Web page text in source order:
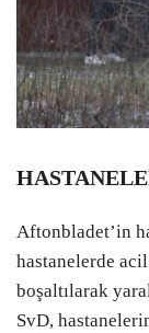
Aftonbladet’in
hastanelerde
boşaltılarak
SvD,